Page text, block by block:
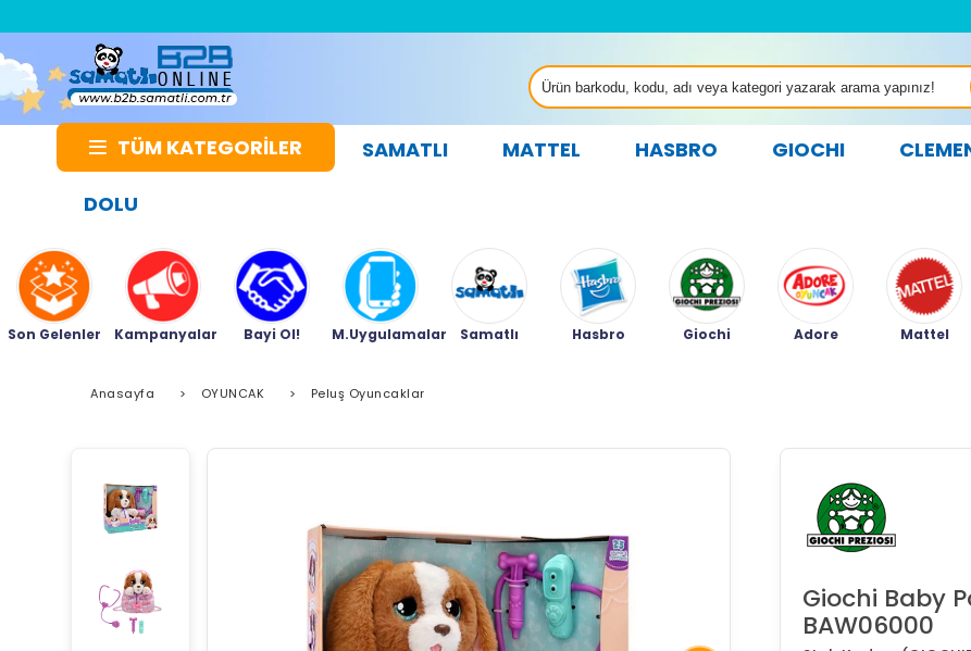
TÜM KATEGORİLER SAMATLI MATTEL HASBRO GIOCHI
DOLU
Son Gelenler Kampanyalar Bayi Ol! M.Uygulamalar Samatlı Hasbro Giochi Adore Mattel
Anasayfa > OYUNCAK > Peluş Oyuncaklar
Giochi Baby
BAW06000